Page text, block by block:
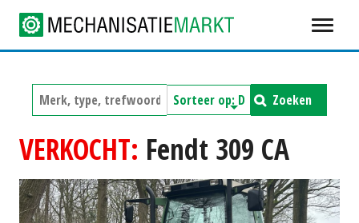
Zoeken
VERKOCHT: Fendt 309 CA